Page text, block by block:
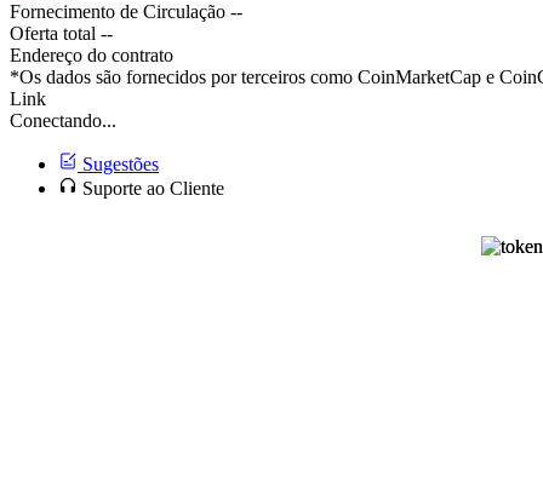
Fornecimento de Circulação --
Oferta total --
Endereço do contrato
*Os dados são fornecidos por terceiros como CoinMarketCap e
Link
Conectando...
Sugestões
Suporte ao Cliente